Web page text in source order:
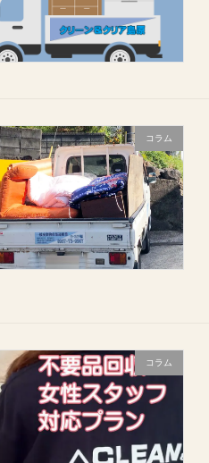
コラム
コラム